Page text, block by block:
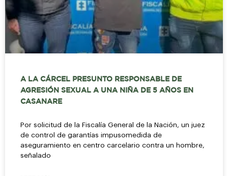
A LA CÁRCEL PRESUNTO RESPONSABLE DE
AGRESIÓN SEXUAL A UNA NIÑA DE 5 AÑOS EN
CASANARE
Por solicitud de la Fiscalía General de la Nación, un juez
de control de garantías impusomedida de
aseguramiento en centro carcelario contra un hombre,
señalado